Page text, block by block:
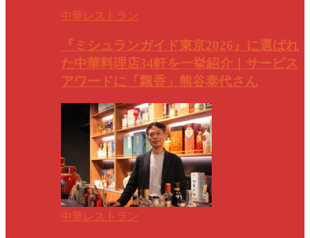
中華レストラン
『ミシュランガイド東京2026』に選ばれ
た中華料理店34軒を一挙紹介｜サービス
アワードに「飄香」熊谷泰代さん
中華レストラン